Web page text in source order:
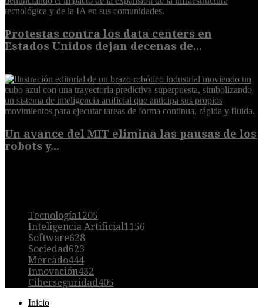
Protestas contra los data centers en
Estados Unidos dejan decenas de...
Un avance del MIT elimina las pausas de los
robots y...
Tecnología1205
Inteligencia Artificial1156
Software628
Sociedad623
Mercado444
Innovación432
Ciberseguridad405
Inicio